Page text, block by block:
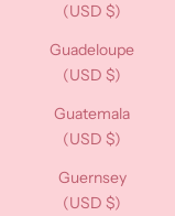
(USD $)
Guadeloupe
(USD $)
Guatemala
(USD $)
Guernsey
(USD $)